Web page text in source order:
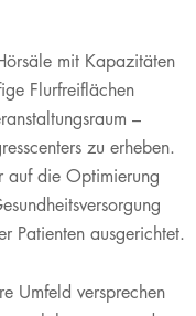
mit Kapazitäten
Flurfreiflächen
–
zu erheben.
auf die Optimierung
Patienten ausgerichtet.
Umfeld versprechen